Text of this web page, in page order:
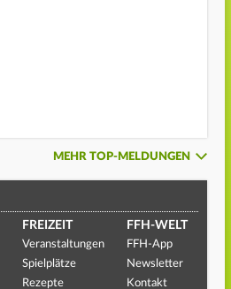
MEHR TOP-MELDUNGEN
FREIZEIT
Veranstaltungen
Spielplätze
Rezepte
FFH-WELT
FFH-App
Newsletter
Kontakt